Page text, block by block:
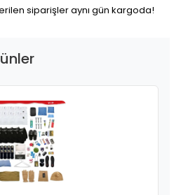
siparişler aynı gün kargoda!